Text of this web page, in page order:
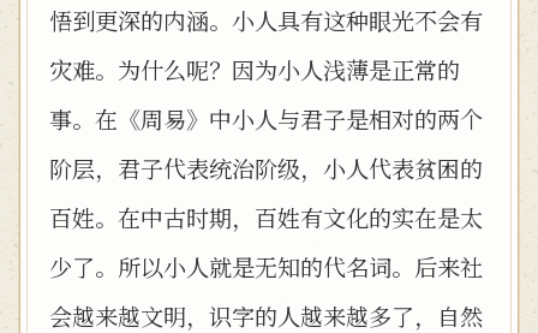
悟到更深的内涵。小人具有这种眼光不会有
灾难。为什么呢？因为小人浅薄是正常的
事。在《周易》中小人与君子是相对的两个
阶层，君子代表统治阶级，小人代表贫困的
百姓。在中古时期，百姓有文化的实在是太
少了。所以小人就是无知的代名词。后来社
会越来越文明，识字的人越来越多了，自然